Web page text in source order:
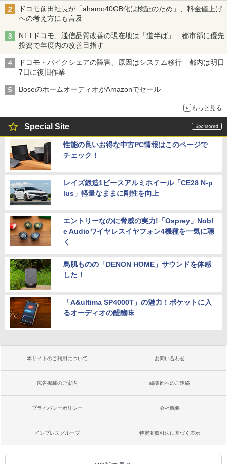
ドコモ前田社長が「ahamo40GB化は検証のため」、料金値上げ
への考え方にも言及
NTTドコモ、通信品質改善の現在地は「道半ば」 都市部に優先
投資で年度内の改善目指す
ドコモ・バイクシェアの障害、原因はシステム移行 都内は明日
7日に復旧作業
BoseのホームオーディオがAmazonでセール
もっと見る
Special Site
性能の良いお得な中古PC情報はこのページで
チェック！
レイズ鍛造1ピースアルミホイール「CE28 N-p
lus」軽量なままに剛性を向上
エントリーなのに脅威の実力!「Osprey」Nobl
e Audioワイヤレスイヤフォン4機種を一気に聴
く
鳥肌ものの「DENON HOME」サウンドを体感
した！
「A&ultima SP4000T」の魅力！ポケットに入
るオーディオの醍醐味
本サイトのご利用について お問い合わせ
広告掲載のご案内 編集部へのご連絡
プライバシーポリシー 会社概要
インプレスグループ 特定商取引法に基づく表示